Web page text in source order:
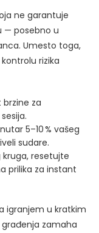
ne garantuje
— posebno u
Umesto toga,
rizika
brzine za
5–10 % vašeg
sudare.
kruga, resetujte
prilika za instant
igranjem u kratkim
zamaha